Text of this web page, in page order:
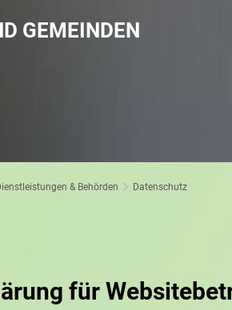
GEMEINDEN
& Behörden Datenschutz
für